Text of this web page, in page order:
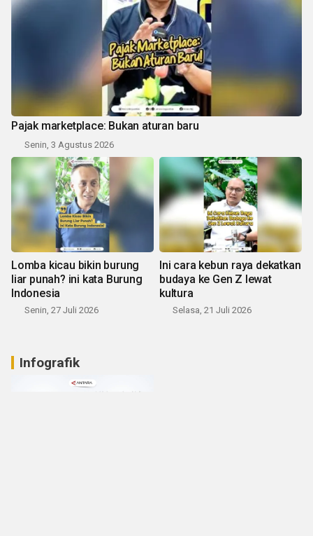
Pajak marketplace: Bukan aturan baru
Senin, 3 Agustus 2026
Lomba kicau bikin burung
liar punah? ini kata Burung
Indonesia
Senin, 27 Juli 2026
Ini cara kebun raya dekatkan
budaya ke Gen Z lewat
kultura
Selasa, 21 Juli 2026
Infografik